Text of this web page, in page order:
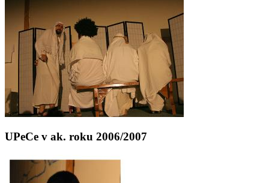
UPeCe v ak. roku 2006/2007